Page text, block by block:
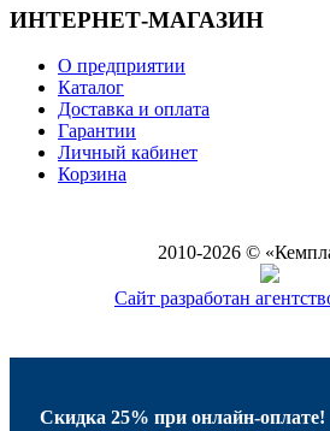
ИНТЕРНЕТ-МАГАЗИН
О предприятии
Каталог
Доставка и оплата
Гарантии
Личный кабинет
Корзина
2010-2026 ©
Сайт разработан
Скидка 25% при онлайн-оплате!